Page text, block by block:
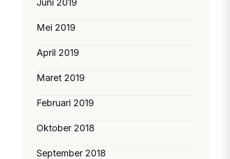
Juni 2019
Mei 2019
April 2019
Maret 2019
Februari 2019
Oktober 2018
September 2018